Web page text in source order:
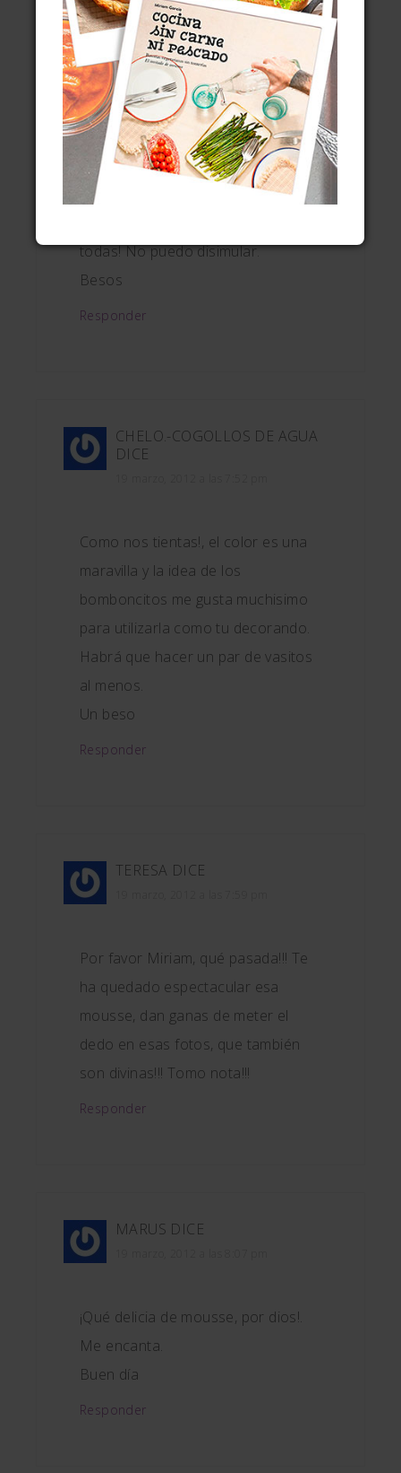
Responder
M. ÁNGELES (SECOCINA) DICE
19 marzo, 2012 a las 7:28 pm
todas! No puedo disimular.
Besos
Responder
CHELO.-COGOLLOS DE AGUA
DICE
Como nos tientas!, el color es una
maravilla y la idea de los
bomboncitos me gusta muchisimo
para utilizarla como tu decorando.
Habrá que hacer un par de vasitos
al menos.
Un beso
Responder
TERESA DICE
Por favor Miriam, qué pasada!!! Te
ha quedado espectacular esa
mousse, dan ganas de meter el
dedo en esas fotos, que también
son divinas!!! Tomo nota!!!
Responder
MARUS DICE
¡Qué delicia de mousse, por dios!.
Me encanta.
Buen día
Responder